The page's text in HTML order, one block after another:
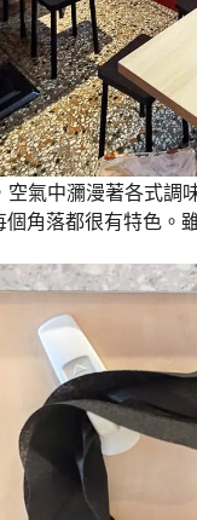
空氣中瀰漫著各式調
角落都很有特色。